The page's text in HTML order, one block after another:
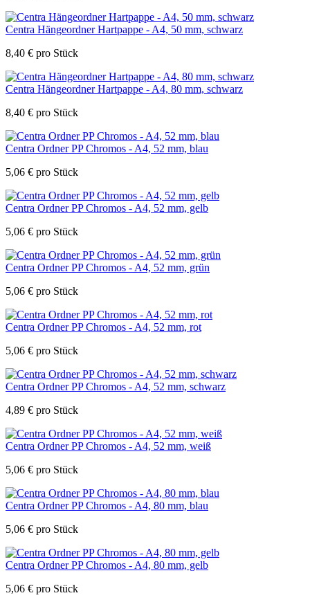
Centra Hängeordner Hartpappe - A4, 50 mm, schwarz
8,40 € pro Stück
Centra Hängeordner Hartpappe - A4, 80 mm, schwarz
8,40 € pro Stück
Centra Ordner PP Chromos - A4, 52 mm, blau
5,06 € pro Stück
Centra Ordner PP Chromos - A4, 52 mm, gelb
5,06 € pro Stück
Centra Ordner PP Chromos - A4, 52 mm, grün
5,06 € pro Stück
Centra Ordner PP Chromos - A4, 52 mm, rot
5,06 € pro Stück
Centra Ordner PP Chromos - A4, 52 mm, schwarz
4,89 € pro Stück
Centra Ordner PP Chromos - A4, 52 mm, weiß
5,06 € pro Stück
Centra Ordner PP Chromos - A4, 80 mm, blau
5,06 € pro Stück
Centra Ordner PP Chromos - A4, 80 mm, gelb
5,06 € pro Stück